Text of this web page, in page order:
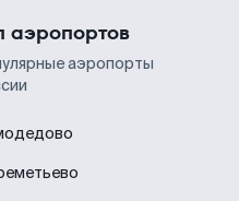
аэропортов
аэропорты